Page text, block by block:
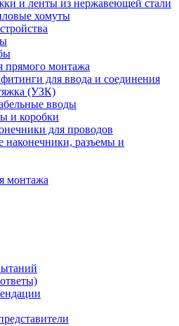
и ленты из нержавеющей стали
хомуты
прямого монтажа
для ввода и соединения
(УЗК)
вводы
и коробки
для проводов
наконечники, разъемы и
монтажа